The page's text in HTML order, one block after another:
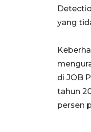
yang
di JOB
tahun
persen